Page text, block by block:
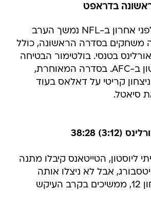
ראשונה בדראפט
המחזור ה-16 והלפני אחרון ב-NFL נמשך הערב
משחקים בסדרה הראשונה, כולל
אורלינס בטנסי. בולטימור הבטיחה
את המקום הראשון ב-AFC. בסדרה המאוחרת,
קריטי על דאלאס בעוד
סיאטל.
ליוסטון, הטייטאנס קיבלו מתנה
אבל לא ניצלו אותה
והסיינטס, עם ניצחון 12, ממשיכים בקרב העיקש